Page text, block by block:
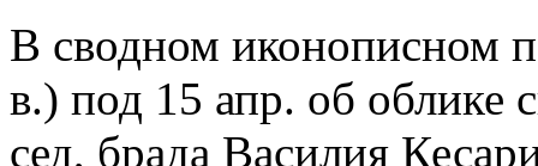
В сводном иконописном
в.) под 15 апр. об облике
сед, брада Василия